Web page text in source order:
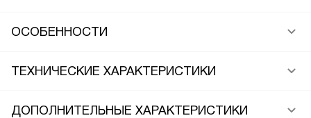
ОСОБЕННОСТИ
ТЕХНИЧЕСКИЕ ХАРАКТЕРИСТИКИ
ДОПОЛНИТЕЛЬНЫЕ ХАРАКТЕРИСТИКИ